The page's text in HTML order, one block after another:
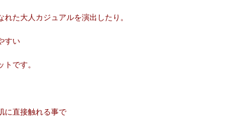
た大人カジュアルを演出したり。
すい
です。
に直接触れる事で